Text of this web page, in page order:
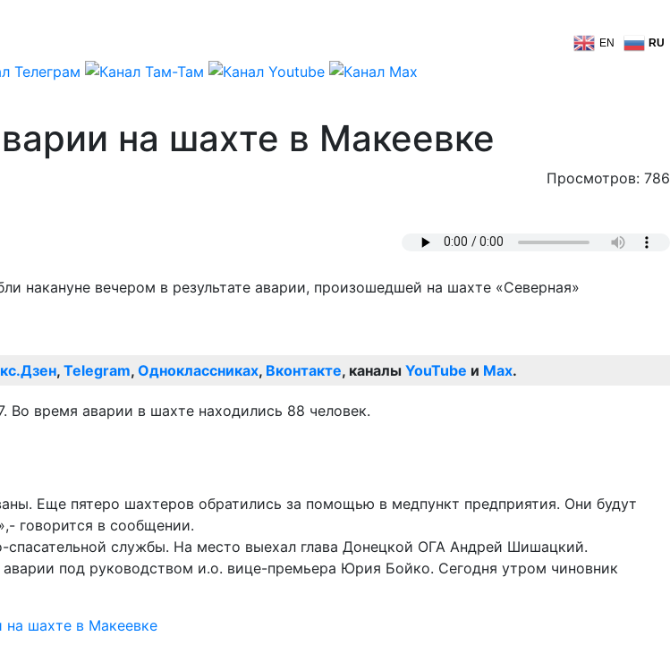
EN RU
на шахте в Макеевке
Просмотров: 786
накануне вечером в результате аварии, произошедшей на шахте «Северная»
, Telegram, Одноклассниках, Вконтакте, каналы YouTube и Max.
время аварии в шахте находились 88 человек.
Еще пятеро шахтеров обратились за помощью в медпункт предприятия. Они будут
говорится в сообщении.
службы. На место выехал глава Донецкой ОГА Андрей Шишацкий.
под руководством и.о. вице-премьера Юрия Бойко. Сегодня утром чиновник
на шахте в Макеевке